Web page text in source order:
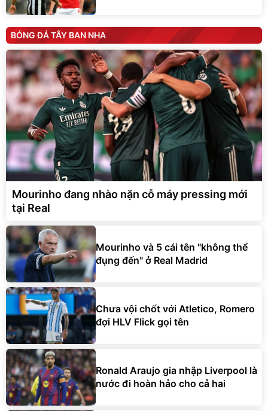
BÓNG ĐÁ TÂY BAN NHA
Mourinho đang nhào nặn cỗ máy pressing mới
tại Real
Mourinho và 5 cái tên "không thể
đụng đến" ở Real Madrid
Chưa vội chốt với Atletico, Romero
đợi HLV Flick gọi tên
Ronald Araujo gia nhập Liverpool là
nước đi hoàn hảo cho cả hai